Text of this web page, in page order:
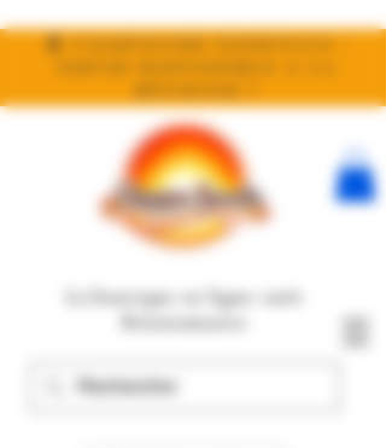
🧬 Compound Genetics :
La boutique en ligne 100%
Réunionnaise